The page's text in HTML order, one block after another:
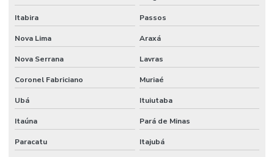
Itabira Passos
Nova Lima Araxá
Nova Serrana Lavras
Coronel Fabriciano Muriaé
Ubá Ituiutaba
Itaúna Pará de Minas
Paracatu Itajubá